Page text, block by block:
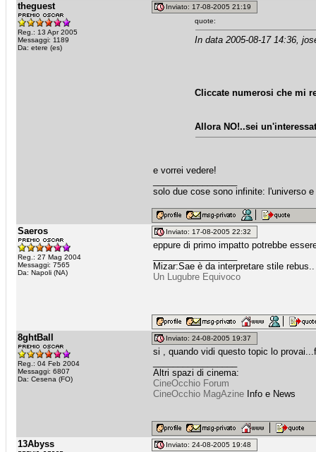
theguest
Reg.: 13 Apr 2005
Messaggi: 1189
Da: etere (es)
Inviato: 17-08-2005 21:19
quote:
In data 2005-08-17 14:36,
Cliccate numerosi che mi
Allora NO!..sei
e vorrei vedere!
solo due cose sono infinite: l'universo
Saeros
Reg.: 27 Mag 2004
Messaggi: 7565
Da: Napoli (NA)
Inviato: 17-08-2005 22:32
eppure di primo impatto potrebbe
Mizar:Sae è da interpretare stile rebus..
Un Lugubre Equivoco
8ghtBall
Reg.: 04 Feb 2004
Messaggi: 6807
Da: Cesena (FO)
Inviato: 24-08-2005 19:37
si , quando vidi questo topic lo
Altri spazi di cinema:
CineOcchio Forum
CineOcchio MagAzine Info e News
13Abyss Inviato: 24-08-2005 19:48